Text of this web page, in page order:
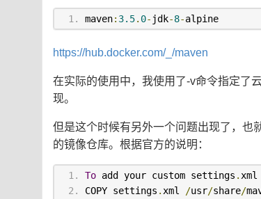
maven: 3.5. 0- jdk-8-alpine
https://hub.docker.com/_/maven
在实际的使用中，我使用了-v命令指定了
现。
但是这个时候有另外一个问题出现了，也
的镜像仓库。根据官方的说明：
To add your custom settings .
COPY settings . xml /usr/share/